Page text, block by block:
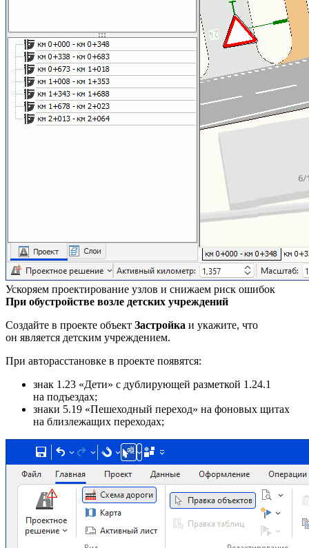
Ускоряем проектирование узлов и снижаем риск ошибок
При обустройстве возле детских учреждений
Cоздайте в проекте объект Застройка и укажите, что
он является детским учреждением.
При авторасстановке в проекте появятся:
знак 1.23 «Дети» с дублирующей разметкой 1.24.1
на подъездах;
знаки 5.19 «Пешеходный переход» на фоновых щитах
на близлежащих переходах;